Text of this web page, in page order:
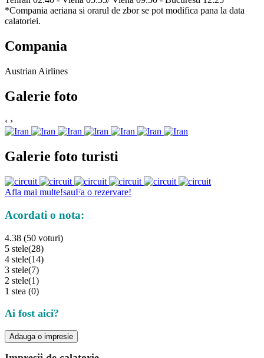
*Compania aeriana si orarul de zbor se pot modifica pana la data
calatoriei.
Compania
Austrian Airlines
Galerie foto
‹ ›
Galerie foto turisti
Afla mai multe!sauFa o rezervare!
Acordati o nota:
4.38 (50 voturi)
5 stele(28)
4 stele(14)
3 stele(7)
2 stele(1)
1 stea (0)
Ai fost aici?
Adauga o impresie